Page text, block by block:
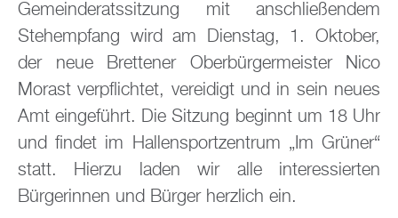
Gemeinderatssitzung mit anschließendem
Stehempfang wird am Dienstag, 1. Oktober,
der neue Brettener Oberbürgermeister Nico
Morast verpflichtet, vereidigt und in sein neues
Amt eingeführt. Die Sitzung beginnt um 18 Uhr
und findet im Hallensportzentrum „Im Grüner“
statt. Hierzu laden wir alle interessierten
Bürgerinnen und Bürger herzlich ein.